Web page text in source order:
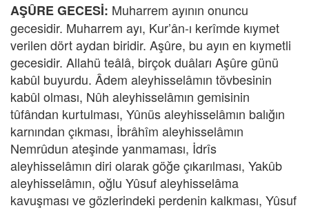
AŞÛRE GECESİ: Muharrem ayının onuncu
gecesidir. Muharrem ayı, Kur’ân-ı kerîmde kıymet
verilen dört aydan biridir. Aşûre, bu ayın en kıymetli
gecesidir. Allahü teâlâ, birçok duâları Aşûre günü
kabûl buyurdu. Âdem aleyhisselâmın tövbesinin
kabûl olması, Nûh aleyhisselâmın gemisinin
tûfândan kurtulması, Yûnüs aleyhisselâmın balığın
karnından çıkması, İbrâhîm aleyhisselâmın
Nemrûdun ateşinde yanmaması, İdrîs
aleyhisselâmın diri olarak göğe çıkarılması, Yakûb
aleyhisselâmın, oğlu Yûsuf aleyhisselâma
kavuşması ve gözlerindeki perdenin kalkması, Yûsuf